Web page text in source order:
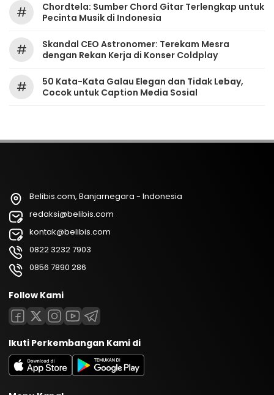
#
Chordtela: Sumber Chord Gitar Terlengkap untuk
Pecinta Musik di Indonesia
#
Skandal CEO Astronomer: Terekam Mesra
dengan Rekan Kerja di Konser Coldplay
#
50 Kata-Kata Galau Elegan dan Tidak Lebay,
Cocok untuk Caption Media Sosial
Belibis.com, Banjarnegara - Indonesia
redaksi@belibis.com
kontak@belibis.com
0822 3232 7903
0856 7890 286
Follow Kami
Ikuti Perkembangan Kami di